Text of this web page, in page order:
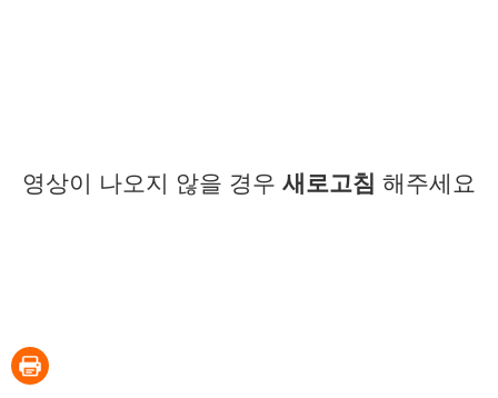
영상이 나오지 않을 경우 새로고침 해주세요